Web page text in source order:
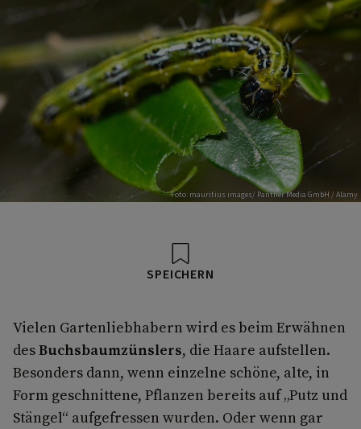
Foto: mauritius images/ Panther Media GmbH / Alamy
SPEICHERN
Vielen Gartenliebhabern wird es beim Erwähnen
desBuchsbaumzünslers, die Haare aufstellen.
Besonders dann, wenn einzelne schöne, alte, in
Form geschnittene, Pflanzen bereits auf „Putz und
Stängel“ aufgefressen wurden. Oder wenn gar